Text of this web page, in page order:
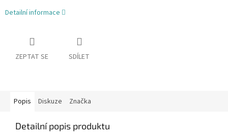
Detailní informace
ZEPTAT SE SDÍLET
Popis Diskuze Značka
Detailní popis produktu